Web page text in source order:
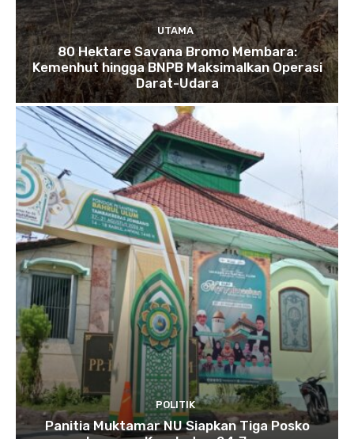
UTAMA
80 Hektare Savana Bromo Membara:
Kemenhut hingga BNPB Maksimalkan Operasi
Darat-Udara
POLITIK
Panitia Muktamar NU Siapkan Tiga Posko